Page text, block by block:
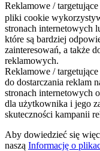
Reklamowe /
pliki cookie
stronach internetowych
które są bardziej
zainteresowań, a także
reklamowych.
Reklamowe /
do dostarczania reklam
stronach internetowych
dla użytkownika i jego
skuteczności kampanii
Aby dowiedzieć się
naszą Informację o